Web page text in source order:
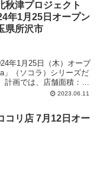
秋津プロジェクト
年1月25日オープン
県所沢市
年1月25日（木）オープ
」（ソコラ）シリーズだ
計画では、店舗面積：
：179台、営業時間：午
2023.06.11
コリ店 7月12日オー